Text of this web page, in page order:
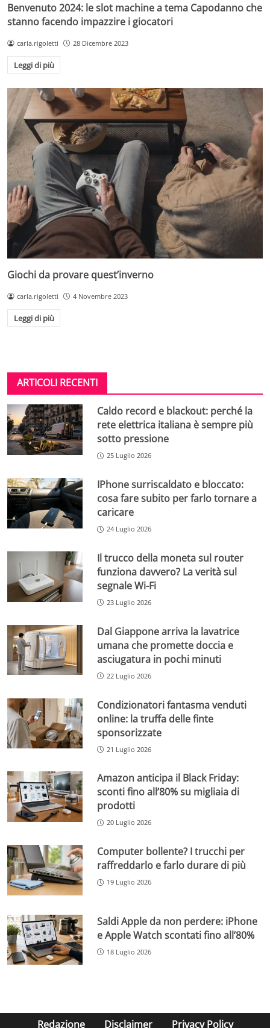
Benvenuto 2024: le slot machine a tema Capodanno che
stanno facendo impazzire i giocatori
carla.rigoletti 28 Dicembre 2023
Leggi di più
Giochi da provare quest’inverno
carla.rigoletti 4 Novembre 2023
Leggi di più
ARTICOLI RECENTI
Caldo record e blackout: perché la
rete elettrica italiana è sempre più
sotto pressione
25 Luglio 2026
IPhone surriscaldato e bloccato:
cosa fare subito per farlo tornare a
caricare
24 Luglio 2026
Il trucco della moneta sul router
funziona davvero? La verità sul
segnale Wi-Fi
23 Luglio 2026
Dal Giappone arriva la lavatrice
umana che promette doccia e
asciugatura in pochi minuti
22 Luglio 2026
Condizionatori fantasma venduti
online: la truffa delle finte
sponsorizzate
21 Luglio 2026
Amazon anticipa il Black Friday:
sconti fino all’80% su migliaia di
prodotti
20 Luglio 2026
Computer bollente? I trucchi per
raffreddarlo e farlo durare di più
19 Luglio 2026
Saldi Apple da non perdere: iPhone
e Apple Watch scontati fino all’80%
18 Luglio 2026
Redazione Disclaimer Privacy Policy